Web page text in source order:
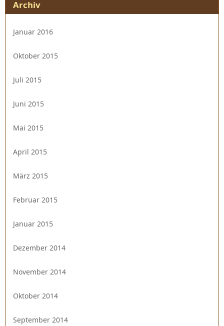
Archiv
Januar 2016
Oktober 2015
Juli 2015
Juni 2015
Mai 2015
April 2015
März 2015
Februar 2015
Januar 2015
Dezember 2014
November 2014
Oktober 2014
September 2014